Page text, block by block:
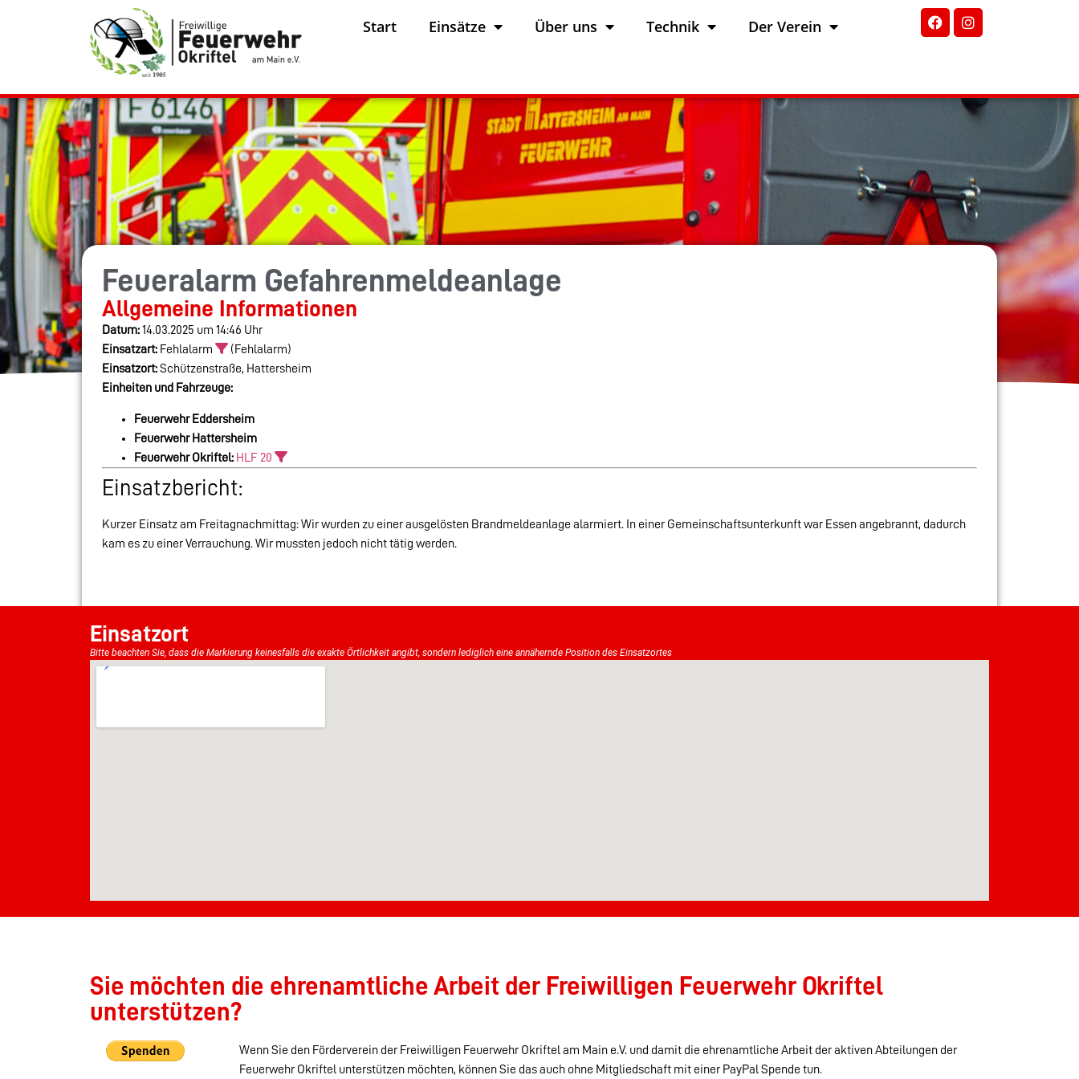
Start Einsätze Über uns Technik Der Verein
Feueralarm Gefahrenmeldeanlage
Allgemeine Informationen
Datum:14.03.2025 um 14:46 Uhr
Einsatzart: Fehlalarm
(Fehlalarm)
Einsatzort:Schützenstraße, Hattersheim
Einheiten und Fahrzeuge:
Feuerwehr Eddersheim
Feuerwehr Hattersheim
Feuerwehr Okriftel: HLF 20
Einsatzbericht:
Kurzer Einsatz am Freitagnachmittag: Wir wurden zu einer ausgelösten Brandmeldeanlage alarmiert. In einer Gemeinschaftsunterkunft war Essen angebrannt, dadurch
kam es zu einer Verrauchung. Wir mussten jedoch nicht tätig werden.
Einsatzort
Bitte beachten Sie, dass die Markierung keinesfalls die exakte Örtlichkeit angibt, sondern lediglich eine annähernde Position des Einsatzortes
Sie möchten die ehrenamtliche Arbeit der Freiwilligen Feuerwehr Okriftel
unterstützen?
Wenn Sie den Förderverein der Freiwilligen Feuerwehr Okriftel am Main e.V. und damit die ehrenamtliche Arbeit der aktiven Abteilungen der
Feuerwehr Okriftel unterstützen möchten, können Sie das auch ohne Mitgliedschaft mit einer PayPal Spende tun.